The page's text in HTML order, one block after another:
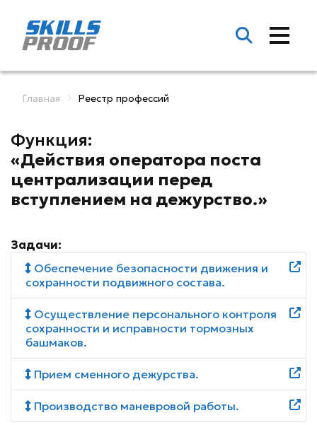
Главная Реестр профессий
Функция:
«Действия оператора поста
централизации перед
вступлением на дежурство.»
Задачи:
Обеспечение безопасности движения и
сохранности подвижного состава.
Осуществление персонального контроля
сохранности и исправности тормозных
башмаков.
Прием сменного дежурства.
Производство маневровой работы.